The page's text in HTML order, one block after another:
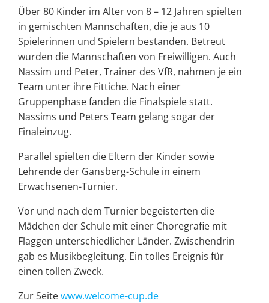
Über 80 Kinder im Alter von 8 – 12 Jahren spielten
in gemischten Mannschaften, die je aus 10
Spielerinnen und Spielern bestanden. Betreut
wurden die Mannschaften von Freiwilligen. Auch
Nassim und Peter, Trainer des VfR, nahmen je ein
Team unter ihre Fittiche. Nach einer
Gruppenphase fanden die Finalspiele statt.
Nassims und Peters Team gelang sogar der
Finaleinzug.
Parallel spielten die Eltern der Kinder sowie
Lehrende der Gansberg-Schule in einem
Erwachsenen-Turnier.
Vor und nach dem Turnier begeisterten die
Mädchen der Schule mit einer Choregrafie mit
Flaggen unterschiedlicher Länder. Zwischendrin
gab es Musikbegleitung. Ein tolles Ereignis für
einen tollen Zweck.
Zur Seitewww.welcome-cup.de